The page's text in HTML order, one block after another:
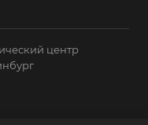
центр